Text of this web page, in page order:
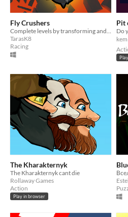
Fly Crushers
TarasK8
Racing
Pit
The Kharakternyk
The Kharakternyk cant die
Rollaway Games
Action
Play in browser